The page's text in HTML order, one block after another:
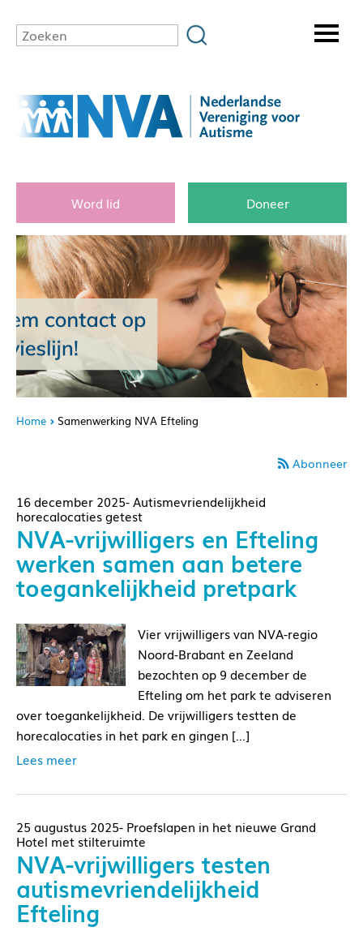
Word lid Doneer
Home Samenwerking NVA Efteling
Abonneer
16 december 2025- Autismevriendelijkheid
horecalocaties getest
NVA-vrijwilligers en Efteling
werken samen aan betere
toegankelijkheid pretpark
Vier vrijwilligers van NVA-regio
Noord-Brabant en Zeeland
bezochten op 9 december de
Efteling om het park te adviseren
over toegankelijkheid. De vrijwilligers testten de
horecalocaties in het park en gingen […]
Lees meer
25 augustus 2025- Proefslapen in het nieuwe Grand
Hotel met stilteruimte
NVA-vrijwilligers testen
autismevriendelijkheid
Efteling